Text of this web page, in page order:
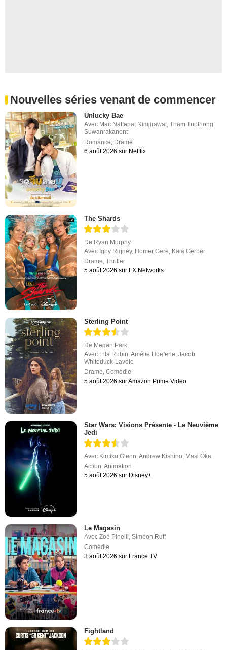
Nouvelles séries venant de commencer
Unlucky Bae
Avec Mac Nattapat Nimjirawat ,Tham Tupthong
Suwanrakanont
Romance Drame
6 août 2026 sur Netflix
The Shards
De Ryan Murphy
Avec Igby Rigney, Homer Gere, Kaia Gerber
Drame,Thriller
5 août 2026 sur FX Networks
Sterling Point
De Megan Park
Avec Ella Rubin,Amélie Hoeferle,Jacob
Whiteduck-Lavoie
Drame,Comédie
5 août 2026 sur Amazon Prime Video
Star Wars: Visions Présente - Le Neuvième
Jedi
Avec Kimiko Glenn ,Andrew Kishino Masi Oka
Action ,Animation
5 août 2026 sur Disney+
Le Magasin
AvecZoé Pinelli,Siméon Ruff
Comédie
3 août 2026 sur France.TV
Fightland